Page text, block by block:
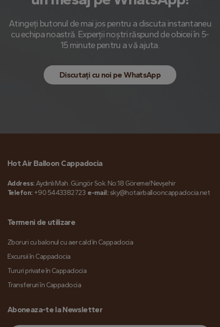
Atingeți butonul de mai jos pentru a discuta instantaneu
cu echipa noastră. Experții noștri răspund de obicei în 5-
15 minute pentru a vă ajuta.
Discutați cu noi pe WhatsApp
Hot Air Balloon Cappadocia
Address:Aydınlı Mah. Güngör Sok. No:18 Göreme/Nevşehir
Telefon: +90 5443382723 e-mail: sky@hotairballooncappadocia.net
Termeni de utilizare
Zboruri cu balonul cu aer cald în Cappadocia
Excursii în Cappadocia
Tururi private în Cappadocia
Transferuri în Cappadocia
Aboneaza-te la Newsletter